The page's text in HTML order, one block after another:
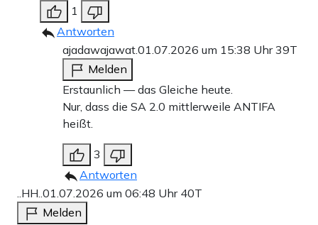
1
Antworten
ajadawajawat.01.07.2026 um 15:38 Uhr39T
Melden
Erstaunlich — das Gleiche heute.
Nur, dass die SA 2.0 mittlerweile ANTIFA
heißt.
3
Antworten
..HH..01.07.2026 um 06:48 Uhr 40T
Melden